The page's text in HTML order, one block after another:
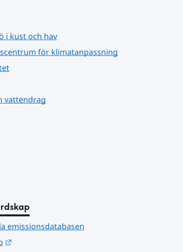
i kust och hav
för klimatanpassning
vattendrag
emissionsdatabasen
Länk till annan webbplats.